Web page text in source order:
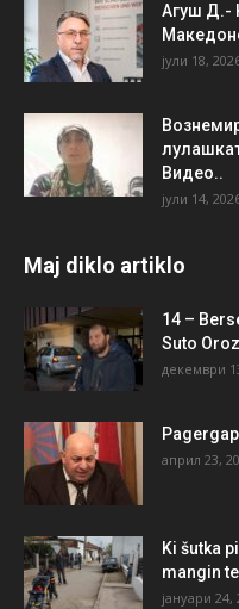
Агуш Д.-
јули 18,
Видео..
јули 14,
Maj diklo artiklo
14 –
Suto
декември
април 23,
Ki šutka
mangin
јануари 24,